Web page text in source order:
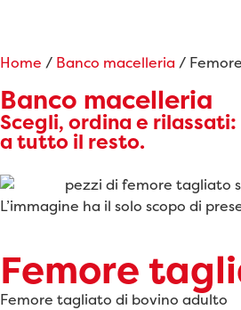
Home / Banco macelleria /
Banco macelleria
Scegli, ordina e
a tutto il resto.
L’immagine ha il solo scopo di
Femore
Femore tagliato di bovino adulto